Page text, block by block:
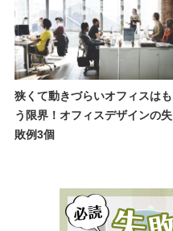
狭くて動きづらいオフィスはも
う限界！オフィスデザインの失
敗例3個